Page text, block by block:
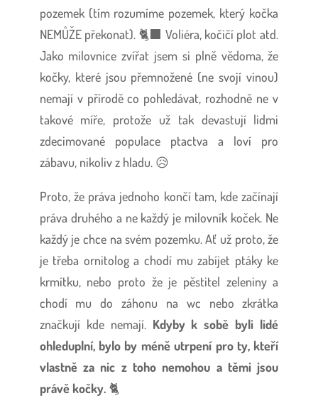
pozemek (tím rozumíme pozemek, který kočka
NEMŮŽE překonat). 🐈‍⬛ Voliéra, kočičí plot atd.
Jako milovnice zvířat jsem si plně vědoma, že
kočky, které jsou přemnožené (ne svojí vinou)
nemají v přírodě co pohledávat, rozhodně ne v
takové míře, protože už tak devastují lidmi
zdecimované populace ptactva a loví pro
zábavu, nikoliv z hladu. 😥
Proto, že práva jednoho končí tam, kde začínají
práva druhého a ne každý je milovník koček. Ne
každý je chce na svém pozemku. Ať už proto, že
je třeba ornitolog a chodí mu zabíjet ptáky ke
krmítku, nebo proto že je pěstitel zeleniny a
chodí mu do záhonu na wc nebo zkrátka
značkují kde nemají. Kdyby k sobě byli lidé
ohleduplní, bylo by méně utrpení pro ty, kteří
vlastně za nic z toho nemohou a těmi jsou
právě kočky.🐈